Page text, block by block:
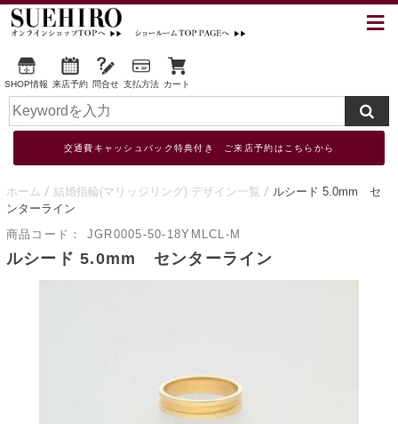
SHOP情報 来店予約 問合せ 支払方法 カート
交通費キャッシュバック特典付き ご来店予約はこちらから
ホーム 結婚指輪(マリッジリング) デザイン一覧
ルシード 5.0mm セ
ンターライン
商品コード：
JGR0005-50-18YMLCL-M
ルシード 5.0mm センターライン